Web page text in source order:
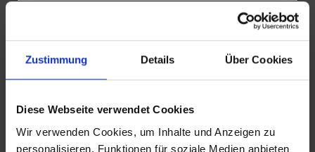
Zustimmung Details Über Cookies
Diese Webseite verwendet Cookies
Wir verwenden Cookies, um Inhalte und Anzeigen zu
personalisieren, Funktionen für soziale Medien anbieten
WeserBergland Immobilien
Tel.:
0571 - 597 265 17
Fax:0571 - 870 490 05